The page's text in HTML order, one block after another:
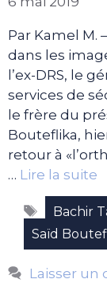
Par Kamel M.
dans les
l’ex-DRS, le
services de
le frère du
Bouteflika,
retour à
… Lire la suite
Bachir
Saïd
Laisser